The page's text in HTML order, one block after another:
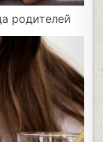
родителей